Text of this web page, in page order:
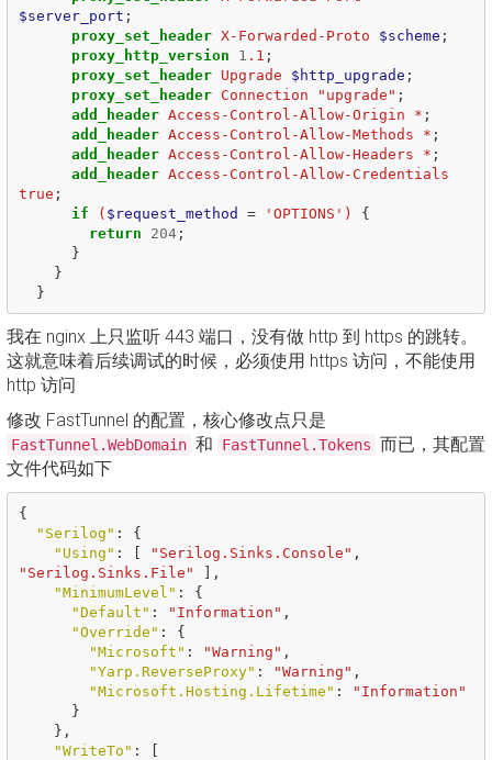
$server_port ;
proxy_set_header X-Forwarded-Proto $scheme ;
proxy_http_version
1 .1 ;
proxy_set_header
Upgrade $http_upgrade ;
proxy_set_header
Connection "upgrade" ;
add_header Access-Control-Allow-Origin * ;
add_header Access-Control-Allow-Methods * ;
add_header Access-Control-Allow-Headers * ;
add_header Access-Control-Allow-Credentials
true ;
if
( $request_method = 'OPTIONS')
{
return
204;
}
}
}
我在 nginx 上只监听 443 端口，没有做 http 到 https 的跳转。
这就意味着后续调试的时候，必须使用 https 访问，不能使用
http 访问
修改 FastTunnel 的配置，核心修改点只是
FastTunnel.WebDomain 和 FastTunnel.Tokens 而已，其配置
文件代码如下
{
"Serilog" :
{
"Using" : [ "Serilog.Sinks.Console" ,
"Serilog.Sinks.File"
],
"MinimumLevel" :
{
"Default" : "Information" ,
"Override" :
{
"Microsoft" : "Warning" ,
"Yarp.ReverseProxy" : "Warning" ,
"Microsoft.Hosting.Lifetime" :
"Information"
}
},
"WriteTo" :
[